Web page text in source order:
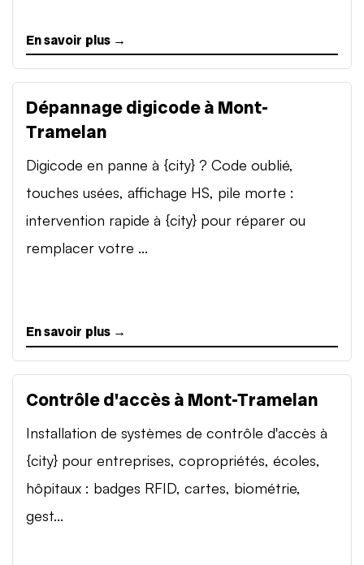
En savoir plus →
Dépannage digicode à Mont-
Tramelan
Digicode en panne à {city} ? Code oublié,
touches usées, affichage HS, pile morte :
intervention rapide à {city} pour réparer ou
remplacer votre ...
En savoir plus →
Contrôle d'accès à Mont-Tramelan
Installation de systèmes de contrôle d'accès à
{city} pour entreprises, copropriétés, écoles,
hôpitaux : badges RFID, cartes, biométrie,
gest...